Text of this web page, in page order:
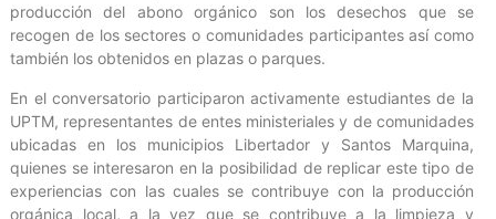
producción del abono orgánico son los desechos que se
recogen de los sectores o comunidades participantes así como
también los obtenidos en plazas o parques.
En el conversatorio participaron activamente estudiantes de la
UPTM, representantes de entes ministeriales y de comunidades
ubicadas en los municipios Libertador y Santos Marquina,
quienes se interesaron en la posibilidad de replicar este tipo de
experiencias con las cuales se contribuye con la producción
orgánica local, a la vez que se contribuye a la limpieza y